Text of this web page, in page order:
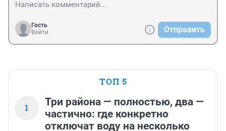
Гость
Войти
Отправить
ТОП 5
1
Три района — полностью, два —
частично: где конкретно
отключат воду на несколько